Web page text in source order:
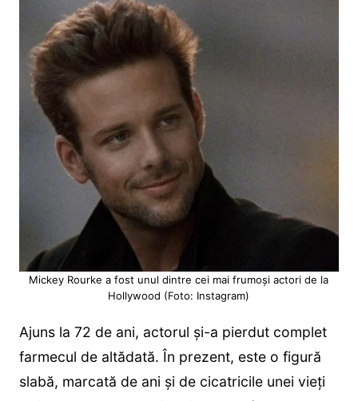
Mickey Rourke a fost unul dintre cei mai frumoși actori de la
Hollywood (Foto: Instagram)
Ajuns la 72 de ani, actorul și-a pierdut complet
farmecul de altădată. În prezent, este o figură
slabă, marcată de ani și de cicatricile unei vieți